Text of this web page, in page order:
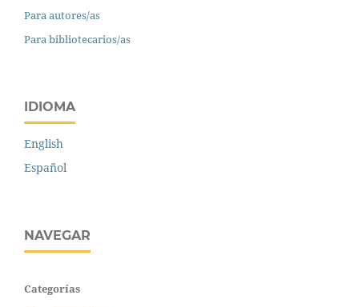
Para autores/as
Para bibliotecarios/as
IDIOMA
English
Español
NAVEGAR
Categorías